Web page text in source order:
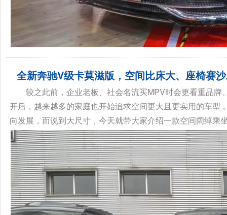
全新奔驰V级卡莫滋版，空间比床大、座椅赛
较之此前，企业老板、社会名流买MPV时会更看重品
开后，越来越多的家庭也开始追求空间更大且更实用的车
向发展，而说到大尺寸，今天就带大家介绍一款空间阔绰乘